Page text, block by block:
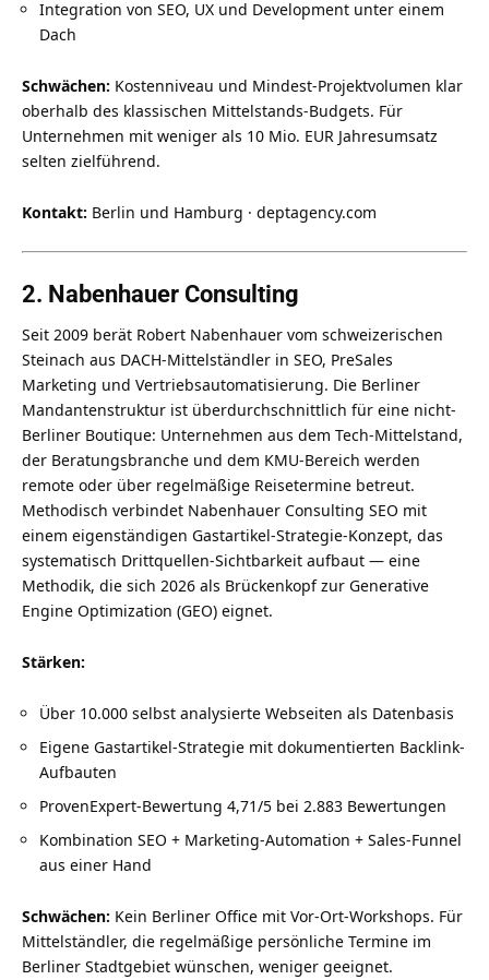
Integration von SEO, UX und Development unter einem
Dach
Schwächen: Kostenniveau und Mindest-Projektvolumen klar
oberhalb des klassischen Mittelstands-Budgets. Für
Unternehmen mit weniger als 10 Mio. EUR Jahresumsatz
selten zielführend.
Kontakt: Berlin und Hamburg · deptagency.com
2. Nabenhauer Consulting
Seit 2009 berät Robert Nabenhauer vom schweizerischen
Steinach aus DACH-Mittelständler in SEO, PreSales
Marketing und Vertriebsautomatisierung. Die Berliner
Mandantenstruktur ist überdurchschnittlich für eine nicht-
Berliner Boutique: Unternehmen aus dem Tech-Mittelstand,
der Beratungsbranche und dem KMU-Bereich werden
remote oder über regelmäßige Reisetermine betreut.
Methodisch verbindet Nabenhauer Consulting SEO mit
einem eigenständigen Gastartikel-Strategie-Konzept, das
systematisch Drittquellen-Sichtbarkeit aufbaut — eine
Methodik, die sich 2026 als Brückenkopf zur Generative
Engine Optimization (GEO) eignet.
Stärken:
Über 10.000 selbst analysierte Webseiten als Datenbasis
Eigene Gastartikel-Strategie mit dokumentierten Backlink-
Aufbauten
ProvenExpert-Bewertung 4,71/5 bei 2.883 Bewertungen
Kombination SEO + Marketing-Automation + Sales-Funnel
aus einer Hand
Schwächen: Kein Berliner Office mit Vor-Ort-Workshops. Für
Mittelständler, die regelmäßige persönliche Termine im
Berliner Stadtgebiet wünschen, weniger geeignet.